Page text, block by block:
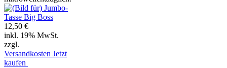
12,50 €
inkl. 19% MwSt.
zzgl.
Versandkosten Jetzt
kaufen